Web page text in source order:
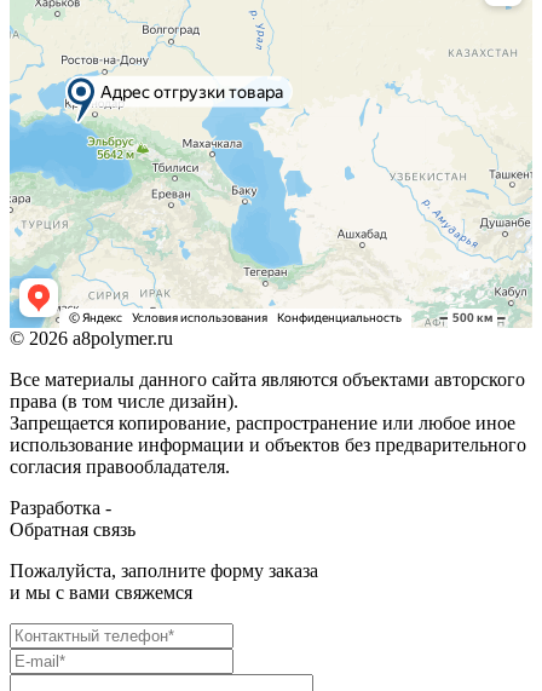
© 2026 a8polymer.ru
Все материалы данного сайта являются объектами авторского
права (в том числе дизайн).
Запрещается копирование, распространение или любое иное
использование информации и объектов без предварительного
согласия правообладателя.
Разработка -
Обратная связь
Пожалуйста, заполните форму заказа
и мы с вами свяжемся